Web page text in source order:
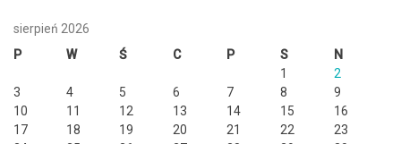
sierpień 2026
P
W Ś C P S
N
1
2
3
4 5 6 7 8
9
10
11 12 13 14 15
16
17
18 19 20 21 22
23